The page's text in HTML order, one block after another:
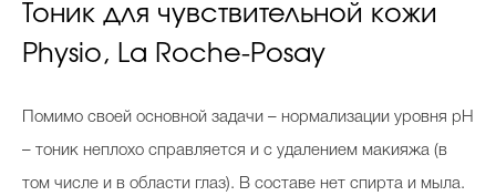
Тоник для чувствительной кожи
Physio, La Roche-Posay
Помимо своей основной задачи – нормализации уровня pH
– тоник неплохо справляется и с удалением макияжа (в
том числе и в области глаз). В составе нет спирта и мыла.